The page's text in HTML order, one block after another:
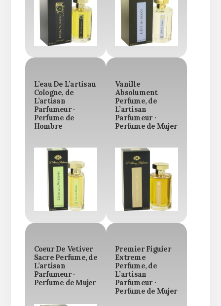
L’eau De L’artisan
Cologne, de
L’artisan
Parfumeur ·
Perfume de
Hombre
Vanille
Absolument
Perfume, de
L’artisan
Parfumeur ·
Perfume de Mujer
Coeur De Vetiver
Sacre Perfume, de
L’artisan
Parfumeur ·
Perfume de Mujer
Premier Figuier
Extreme
Perfume, de
L’artisan
Parfumeur ·
Perfume de Mujer